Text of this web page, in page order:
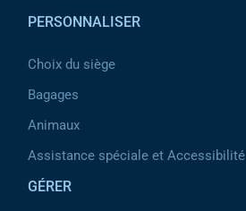
PERSONNALISER
Choix du siège
Bagages
Animaux
Assistance spéciale et Accessibilité
GÉRER